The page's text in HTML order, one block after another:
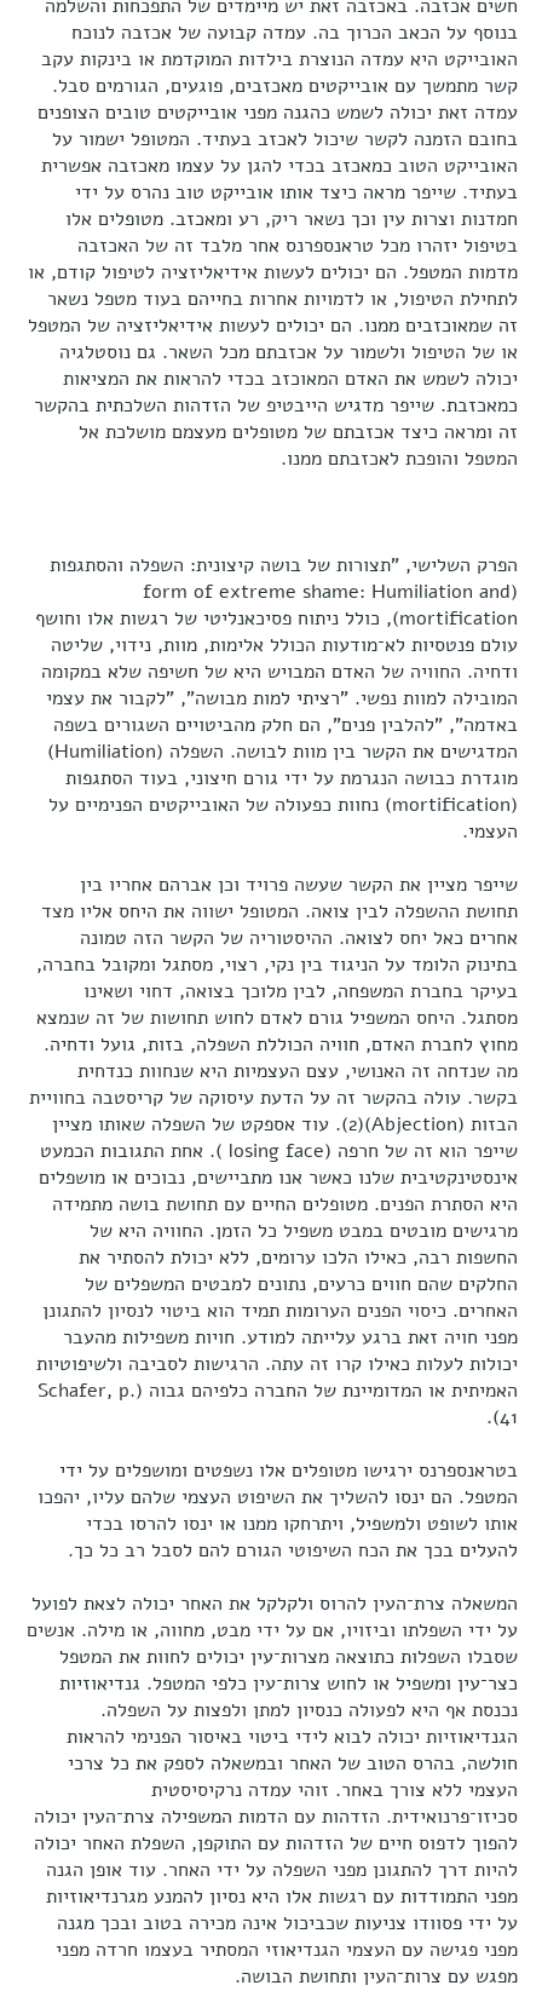
חשים אכזבה. באכזבה זאת יש מיימדים של התפכחות והשלמה
בנוסף על הכאב הכרוך בה. עמדה קבועה של אכזבה לנוכח
האובייקט היא עמדה הנוצרת בילדות המוקדמת או בינקות עקב
קשר מתמשך עם אובייקטים מאכזבים, פוגעים, הגורמים סבל.
עמדה זאת יכולה לשמש כהגנה מפני אובייקטים טובים הצופנים
בחובם הזמנה לקשר שיכול לאכזב בעתיד. המטופל ישמור על
האובייקט הטוב כמאכזב בכדי להגן על עצמו מאכזבה אפשרית
בעתיד. שייפר מראה כיצד אותו אובייקט טוב נהרס על ידי
חמדנות וצרות עין וכך נשאר ריק, רע ומאכזב. מטופלים אלו
בטיפול יזהרו מכל טראנספרנס אחר מלבד זה של האכזבה
מדמות המטפל. הם יכולים לעשות אידיאליזציה לטיפול קודם, או
לתחילת הטיפול, או לדמויות אחרות בחייהם בעוד מטפל נשאר
זה שמאוכזבים ממנו. הם יכולים לעשות אידיאליזציה של המטפל
או של הטיפול ולשמור על אכזבתם מכל השאר. גם נוסטלגיה
יכולה לשמש את האדם המאוכזב בכדי להראות את המציאות
כמאכזבת. שייפר מדגיש הייבטיפ של הזדהות השלכתית בהקשר
זה ומראה כיצד אכזבתם של מטופלים מעצמם מושלכת אל
המטפל והופכת לאכזבתם ממנו.
הפרק השלישי, "תצורות של בושה קיצונית: השפלה והסתגפות
(form of extreme shame: Humiliation and
mortification), כולל ניתוח פסיכאנליטי של רגשות אלו וחושף
עולם פנטסיות לא־מודעות הכולל אלימות, מוות, נידוי, שליטה
ודחיה. החוויה של האדם המבויש היא של חשיפה שלא במקומה
המובילה למוות נפשי. "רציתי למות מבושה", "לקבור את עצמי
באדמה", "להלבין פנים", הם חלק מהביטויים השגורים בשפה
המדגישים את הקשר בין מוות לבושה. השפלה (Humiliation)
מוגדרת כבושה הנגרמת על ידי גורם חיצוני, בעוד הסתגפות
(mortification) נחוות כפעולה של האובייקטים הפנימיים על
העצמי.
שייפר מציין את הקשר שעשה פרויד וכן אברהם אחריו בין
תחושת ההשפלה לבין צואה. המטופל ישווה את היחס אליו מצד
אחרים כאל יחס לצואה. ההיסטוריה של הקשר הזה טמונה
בתינוק הלומד על הניגוד בין נקי, רצוי, מסתגל ומקובל בחברה,
בעיקר בחברת המשפחה, לבין מלוכך בצואה, דחוי ושאינו
מסתגל. היחס המשפיל גורם לאדם לחוש תחושות של זה שנמצא
מחוץ לחברת האדם, חוויה הכוללת השפלה, בזות, גועל ודחיה.
מה שנדחה זה האנושי, עצם העצמיות היא שנחוות כנדחית
בקשר. עולה בהקשר זה על הדעת עיסוקה של קריסטבה בחוויית
הבזות (Abjection)(2). עוד אספקט של השפלה שאותו מציין
שייפר הוא זה של חרפה (losing face ). אחת התגובות הכמעט
אינסטינקטיבית שלנו כאשר אנו מתביישים, נבוכים או מושפלים
היא הסתרת הפנים. מטופלים החיים עם תחושת בושה מתמידה
מרגישים מובטים במבט משפיל כל הזמן. החוויה היא של
החשפות רבה, כאילו הלכו ערומים, ללא יכולת להסתיר את
החלקים שהם חווים כרעים, נתונים למבטים המשפלים של
האחרים. כיסוי הפנים הערומות תמיד הוא ביטוי לנסיון להתגונן
מפני חויה זאת ברגע עלייתה למודע. חויות משפילות מהעבר
יכולות לעלות כאילו קרו זה עתה. הרגישות לסביבה ולשיפוטיות
האמיתית או המדומיינת של החברה כלפיהם גבוה (Schafer, p.
41).
בטראנספרנס ירגישו מטופלים אלו נשפטים ומושפלים על ידי
המטפל. הם ינסו להשליך את השיפוט העצמי שלהם עליו, יהפכו
אותו לשופט ולמשפיל, ויתרחקו ממנו או ינסו להרסו בכדי
להעלים בכך את הכח השיפוטי הגורם להם לסבל רב כל כך.
המשאלה צרת־העין להרוס ולקלקל את האחר יכולה לצאת לפועל
על ידי השפלתו וביזויו, אם על ידי מבט, מחווה, או מילה. אנשים
שסבלו השפלות כתוצאה מצרות־עין יכולים לחוות את המטפל
כצר־עין ומשפיל או לחוש צרות־עין כלפי המטפל. גנדיאוזיות
נכנסת אף היא לפעולה כנסיון למתן ולפצות על השפלה.
הגנדיאוזיות יכולה לבוא לידי ביטוי באיסור הפנימי להראות
חולשה, בהרס הטוב של האחר ובמשאלה לספק את כל צרכי
העצמי ללא צורך באחר. זוהי עמדה נרקיסיסטית
סכיזו־פרנואידית. הזדהות עם הדמות המשפילה צרת־העין יכולה
להפוך לדפוס חיים של הזדהות עם התוקפן, השפלת האחר יכולה
להיות דרך להתגונן מפני השפלה על ידי האחר. עוד אופן הגנה
מפני התמודדות עם רגשות אלו היא נסיון להמנע מגרנדיאוזיות
על ידי פסוודו צניעות שכביכול אינה מכירה בטוב ובכך מגנה
מפני פגישה עם העצמי הגנדיאוזי המסתיר בעצמו חרדה מפני
מפגש עם צרות־העין ותחושת הבושה.